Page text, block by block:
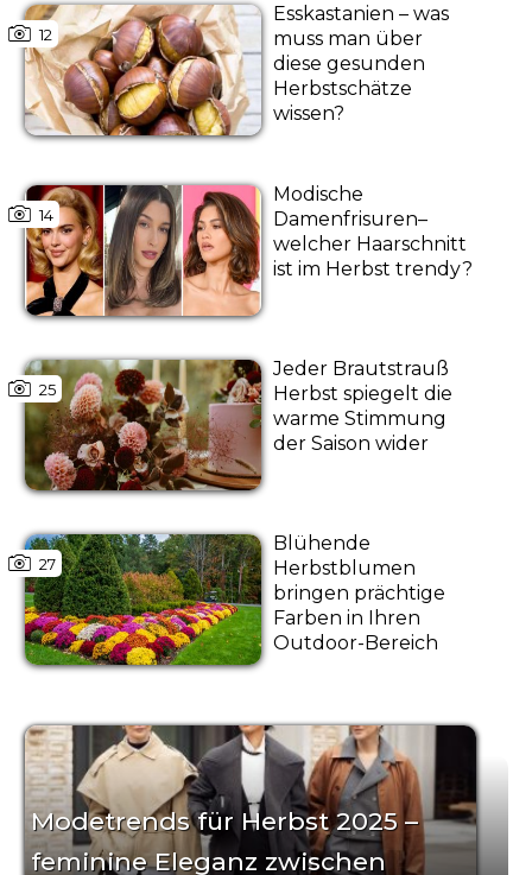
12
Esskastanien – was
muss man über
diese gesunden
Herbstschätze
wissen?
14
Modische
Damenfrisuren–
welcher Haarschnitt
ist im Herbst trendy?
25
Jeder Brautstrauß
Herbst spiegelt die
warme Stimmung
der Saison wider
27
Blühende
Herbstblumen
bringen prächtige
Farben in Ihren
Outdoor-Bereich
Modetrends für Herbst 2025 –
feminine Eleganz zwischen